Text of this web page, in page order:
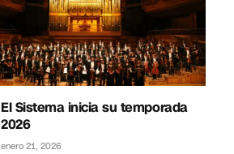
El Sistema inicia su temporada
2026
enero 21, 2026